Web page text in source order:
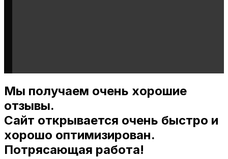
Мы получаем очень хорошие
отзывы.
Сайт открывается очень быстро и
хорошо оптимизирован.
Потрясающая работа!